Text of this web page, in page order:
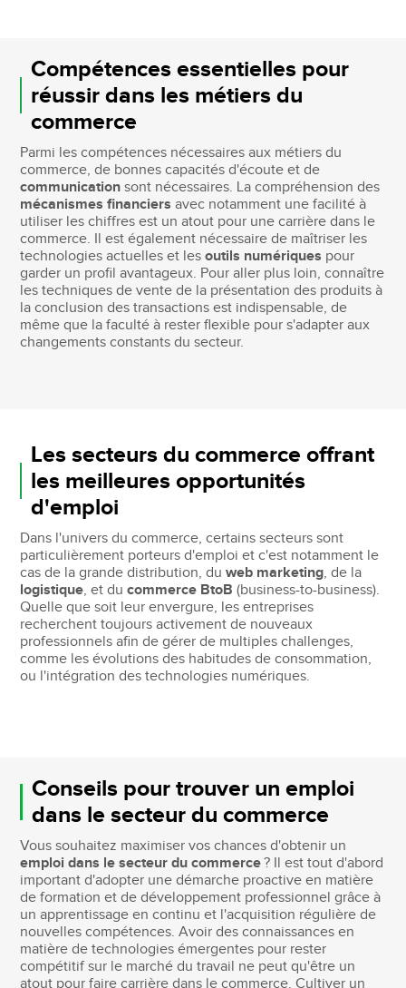
Compétences essentielles pour
réussir dans les métiers du
commerce
Parmi les compétences nécessaires aux métiers du
commerce, de bonnes capacités d'écoute et de
communication sont nécessaires. La compréhension des
mécanismes financiers avec notamment une facilité à
utiliser les chiffres est un atout pour une carrière dans le
commerce. Il est également nécessaire de maîtriser les
technologies actuelles et lesoutils numériques pour
garder un profil avantageux. Pour aller plus loin, connaître
les techniques de vente de la présentation des produits à
la conclusion des transactions est indispensable, de
même que la faculté à rester flexible pour s'adapter aux
changements constants du secteur.
Les secteurs du commerce offrant
les meilleures opportunités
d'emploi
Dans l'univers du commerce, certains secteurs sont
particulièrement porteurs d'emploi et c'est notamment le
cas de la grande distribution, duweb marketing, de la
logistique, et ducommerce BtoB (business-to-business).
Quelle que soit leur envergure, les entreprises
recherchent toujours activement de nouveaux
professionnels afin de gérer de multiples challenges,
comme les évolutions des habitudes de consommation,
ou l'intégration des technologies numériques.
Conseils pour trouver un emploi
dans le secteur du commerce
Vous souhaitez maximiser vos chances d'obtenir un
emploi dans le secteur du commerce? Il est tout d'abord
important d'adopter une démarche proactive en matière
de formation et de développement professionnel grâce à
un apprentissage en continu et l'acquisition régulière de
nouvelles compétences. Avoir des connaissances en
matière de technologies émergentes pour rester
compétitif sur le marché du travail ne peut qu'être un
atout pour faire carrière dans le commerce. Cultiver un